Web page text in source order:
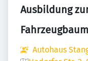
Ausbildung
Autohaus